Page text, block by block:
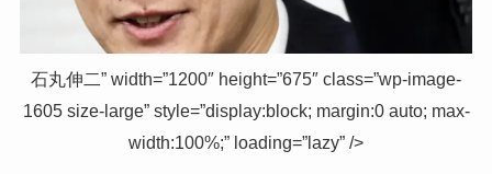
石丸伸二” width=”1200″ height=”675″ class=”wp-image-
1605 size-large” style=”display:block; margin:0 auto; max-
width:100%;” loading=”lazy” />